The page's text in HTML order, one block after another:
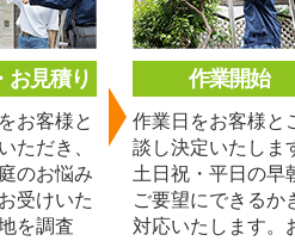
お見積り
お客様と
ただき、
のお悩み
受けいた
を調査
作業開始
作業日をお客様と
談し決定いたしま
土日祝・平日の早
ご要望にできるか
対応いたします。